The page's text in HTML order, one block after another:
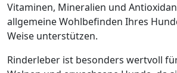
Vitaminen, Mineralien und
allgemeine Wohlbefinden Ihres
Weise unterstützen.
Rinderleber ist besonders wertvoll